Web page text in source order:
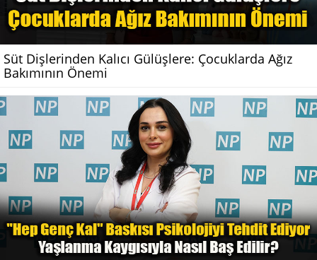
Süt Dişlerinden Kalıcı Gülüşlere: Çocuklarda Ağız
Bakımının Önemi